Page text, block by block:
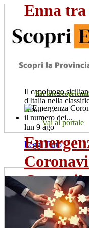
Enna tra
città
poco
da...
Il capoluogo
d'Italia nella
sito...
lun 9 ago
Leggi Tutto
Cresce il
numero
Sono 60 i positivi.
Portale
Vai al portale